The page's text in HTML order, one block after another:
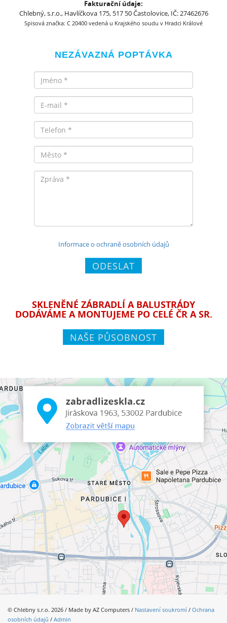
Fakturační údaje:
Chlebný, s.r.o., Havlíčkova 175, 517 50 Častolovice, IČ: 27462676
Spisová značka: C 20400 vedená u Krajského soudu v Hradci Králové
NEZÁVAZNÁ POPTÁVKA
Informace o ochraně osobních údajů
ODESLAT
SKLENĚNÉ ZÁBRADLÍ A BALUSTRÁDY
DODÁVÁME A MONTUJEME PO CELÉ ČR A SR.
NAŠE PŮSOBNOST
© Chlebny s.r.o. 2026 / Made by AZ Computers / Nastavení soukromí / Ochrana
osobních údajů / Admin